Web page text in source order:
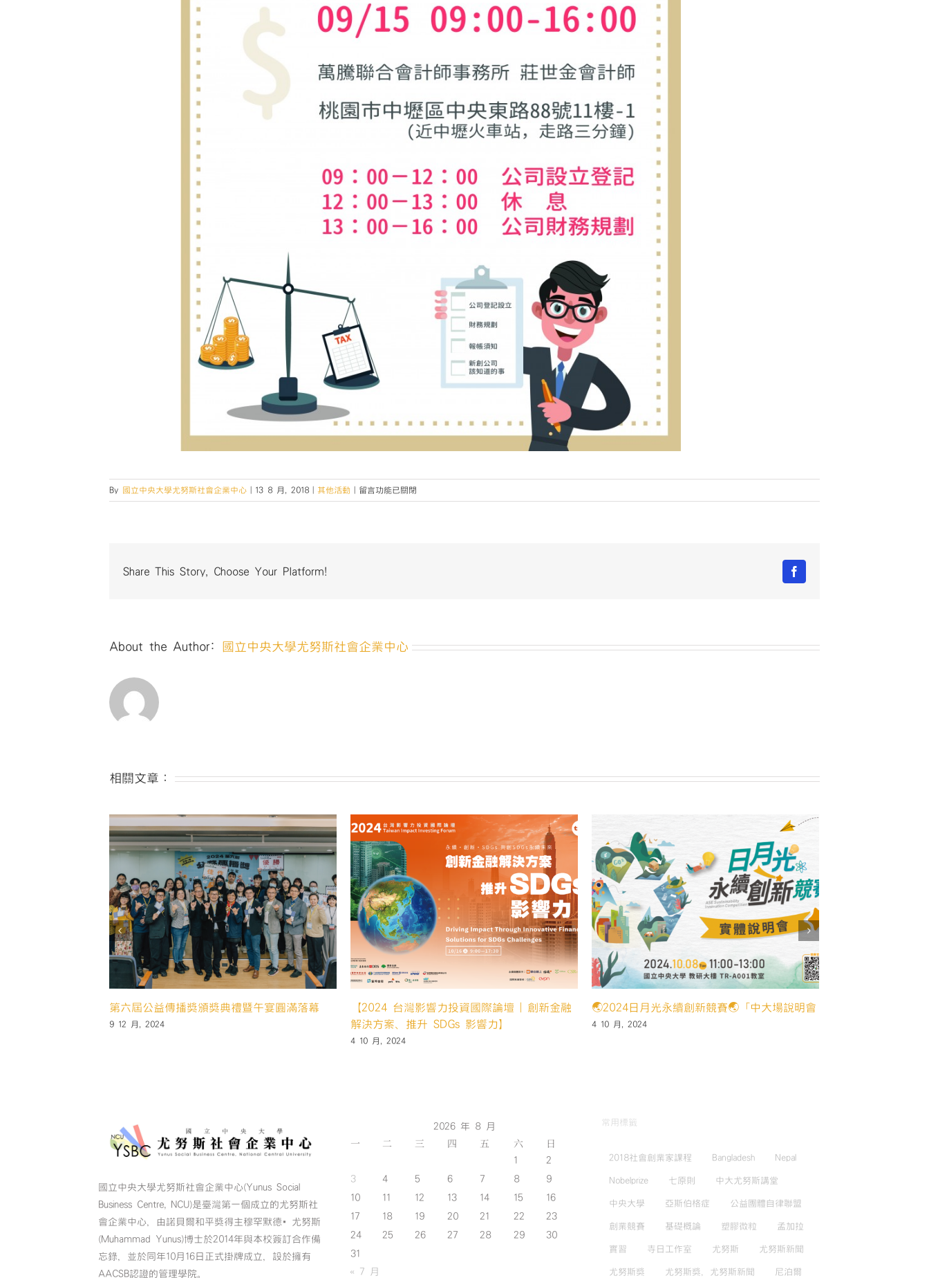
By 國立中央大學尤努斯社會企業中心 13 8 月, 2018 其他活動
在
〈桃
登
留言功能已關閉
Share This Story, Choose Your Platform! Facebook
About the Author: 國立中央大學尤努斯社會企業中心
相關文章：
🌏2024日月光永續創新競賽🌏 報名開跑‼️
16 9 月, 2024
賀 本中心「好好坐壓」團隊通過U-start創新
創業計畫第一階段申請
14 5 月, 2024
第六屆公益傳播獎頒獎典禮暨午宴圓滿落幕
9 12 月, 2024
國立中央大學尤努斯社會企業中心(Yunus Social
Business Centre, NCU)是臺灣第一個成立的尤努斯社
會企業中心，由諾貝爾和平獎得主穆罕默德•尤努斯
(Muhammad Yunus)博士於2014年與本校簽訂合作備
忘錄，並於同年10月16日正式掛牌成立，設於擁有
AACSB認證的管理學院。
2026 年 8 月
一 二 三 四 五 六 日
1
2
3
4 5 6 7 8
9
10
11 12 13 14 15
16
17
18 19 20 21 22
23
24
25 26 27 28 29
30
31
« 7 月
常用標籤
2018社會創業家課程 Bangladesh Nepal
Nobelprize 七原則 中大尤努斯講堂
中央大學 亞斯伯格症 公益團體自律聯盟
創業競賽 基礎概論 塑膠微粒 孟加拉
實習 寺日工作室 尤努斯 尤努斯新聞
尤努斯獎 尤努斯獎，尤努斯新聞 尼泊爾